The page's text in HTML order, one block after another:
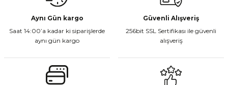
Aynı Gün kargo
Saat 14:00’a kadar ki siparişlerde
aynı gün kargo
Güvenli Alışveriş
256bit SSL Sertifikası ile güvenli
alışveriş